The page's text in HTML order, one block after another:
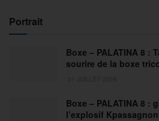
Portrait
Boxe – PALATINA 8 :
sourire de la boxe
Boxe – PALATINA 8 :
l’explosif